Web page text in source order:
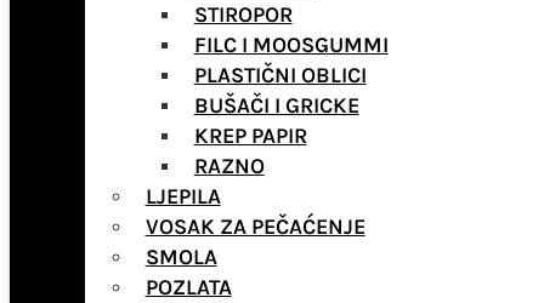
STIROPOR
FILC I MOOSGUMMI
PLASTIČNI OBLICI
BUŠAČI I GRICKE
KREP PAPIR
RAZNO
LJEPILA
VOSAK ZA PEČAĆENJE
SMOLA
POZLATA